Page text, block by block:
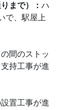
まで）： ハ
で、駅屋上
間のストッ
持工事が進
置工事が進